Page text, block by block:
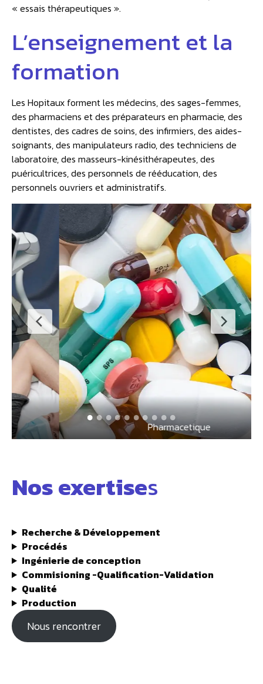
« essais thérapeutiques ».
L’enseignement et la
formation
Les Hopitaux forment les médecins, des sages-femmes,
des pharmaciens et des préparateurs en pharmacie, des
dentistes, des cadres de soins, des infirmiers, des aides-
soignants, des manipulateurs radio, des techniciens de
laboratoire, des masseurs-kinésithérapeutes, des
puéricultrices, des personnels de rééducation, des
personnels ouvriers et administratifs.
Pharmacetique
Nos exertises
Recherche & Développement
Procédés
Ingénierie de conception
Commisioning -Qualification-Validation
Qualité
Production
Nous rencontrer